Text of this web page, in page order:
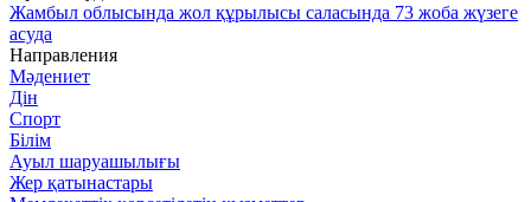
Жамбыл облысында жол құрылысы саласында 73 жоба жүзеге
асуда
Направления
Мәдениет
Дін
Спорт
Білім
Ауыл шаруашылығы
Жер қатынастары